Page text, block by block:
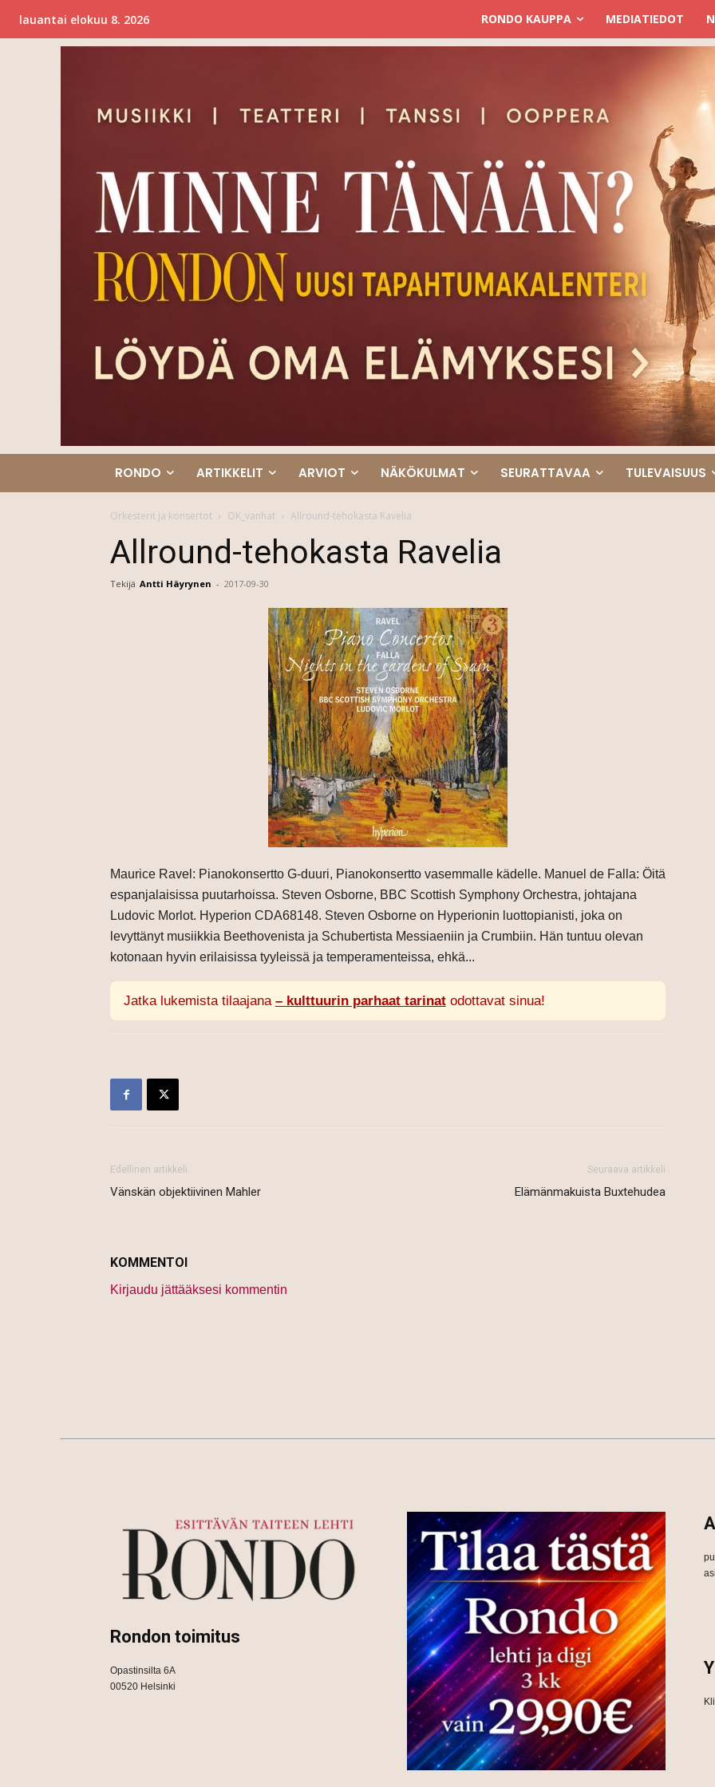
lauantai elokuu 8. 2026 RONDO KAUPPA MEDIATIEDOT
RONDO ARTIKKELIT ARVIOT NÄKÖKULMAT SEURATTAVAA TULEVAISUUS
Orkesterit ja konsertot OK_vanhat Allround-tehokasta Ravelia
Allround-tehokasta Ravelia
Tekijä Antti Häyrynen - 2017-09-30
Maurice Ravel: Pianokonsertto G-duuri, Pianokonsertto vasemmalle kädelle. Manuel de Falla: Öitä
espanjalaisissa puutarhoissa. Steven Osborne, BBC Scottish Symphony Orchestra, johtajana
Ludovic Morlot. Hyperion CDA68148. Steven Osborne on Hyperionin luottopianisti, joka on
levyttänyt musiikkia Beethovenista ja Schubertista Messiaeniin ja Crumbiin. Hän tuntuu olevan
kotonaan hyvin erilaisissa tyyleissä ja temperamenteissa, ehkä...
Jatka lukemista tilaajana – kulttuurin parhaat tarinatodottavat sinua!
Edellinen artikkeli
Vänskän objektiivinen Mahler
Seuraava artikkeli
Elämänmakuista Buxtehudea
KOMMENTOI
Kirjaudu jättääksesi kommentin
Rondon toimitus
Opastinsilta 6A
00520 Helsinki